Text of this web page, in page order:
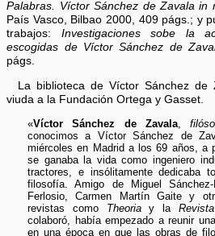
Palabras. Víctor Sánchez de Zavala in
País Vasco, Bilbao 2000, 409 págs.; y
trabajos: Investigaciones sobe la
escogidas de Víctor Sánchez de
págs.
La biblioteca de Víctor Sánchez
viuda a la Fundación Ortega y Gasset.
«Víctor Sánchez de Zavala,
conocimos a Víctor Sánchez de
miércoles en Madrid a los 69 años, a
se ganaba la vida como ingeniero
tractores, e insólitamente dedicaba
filosofía. Amigo de Miguel
Ferlosio, Carmen Martín Gaite y
revistas como Theoriay la
colaboró, había empezado a reunir
en una época en que las obras de